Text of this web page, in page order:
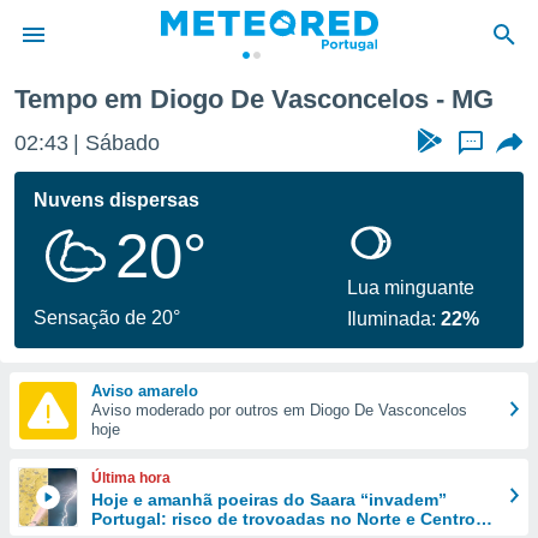
da
foi
fornecidas
a este
das
e
forma
digital
Tempo em Diogo De Vasconcelos - MG
02:43 Sábado ...
Nuvens dispersas
20°
Sensação de 20°
Lua minguante
Iluminada:22%
Aviso amarelo
Aviso moderado por outros em Diogo De Vasconcelos
hoje
Última hora
Hoje e amanhã poeiras do Saara “invadem”
Portugal: risco de trovoadas no Norte e Centro